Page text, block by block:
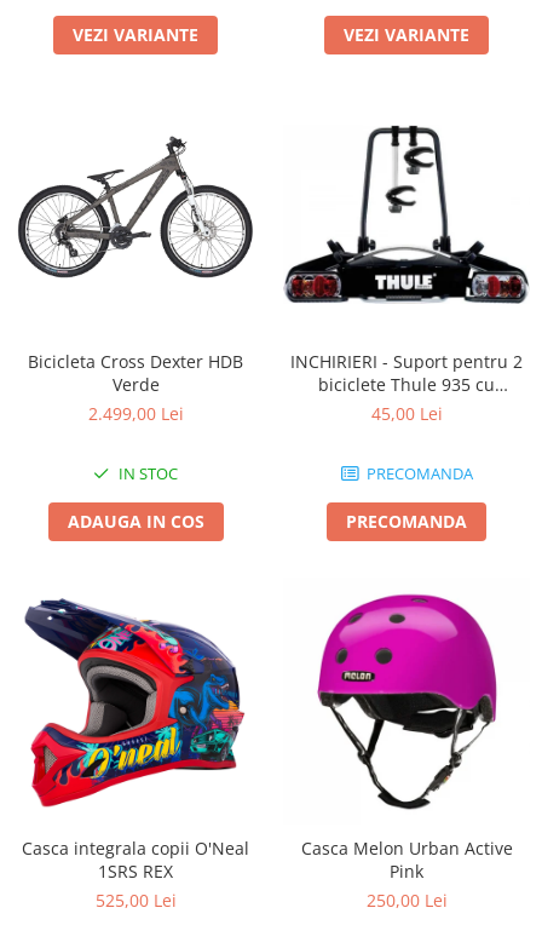
VEZI VARIANTE VEZI VARIANTE
Bicicleta Cross Dexter HDB
Verde
2.499,00 Lei
IN STOC
ADAUGA IN COS
INCHIRIERI - Suport pentru 2
biciclete Thule 935 cu
prindere pe carligul de
45,00 Lei
PRECOMANDA
PRECOMANDA
Casca integrala copii O'Neal
1SRS REX
525,00 Lei
Casca Melon Urban Active
Pink
250,00 Lei